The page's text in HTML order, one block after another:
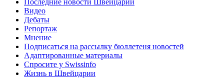
Последние новости Швейцарии
Видео
Дебаты
Репортаж
Мнение
Подписаться на рассылку бюллетеня новостей
Адаптированные материалы
Спросите у Swissinfo
Жизнь в Швейцарии